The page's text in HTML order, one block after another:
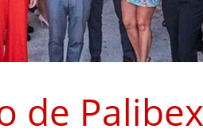
de Palibex